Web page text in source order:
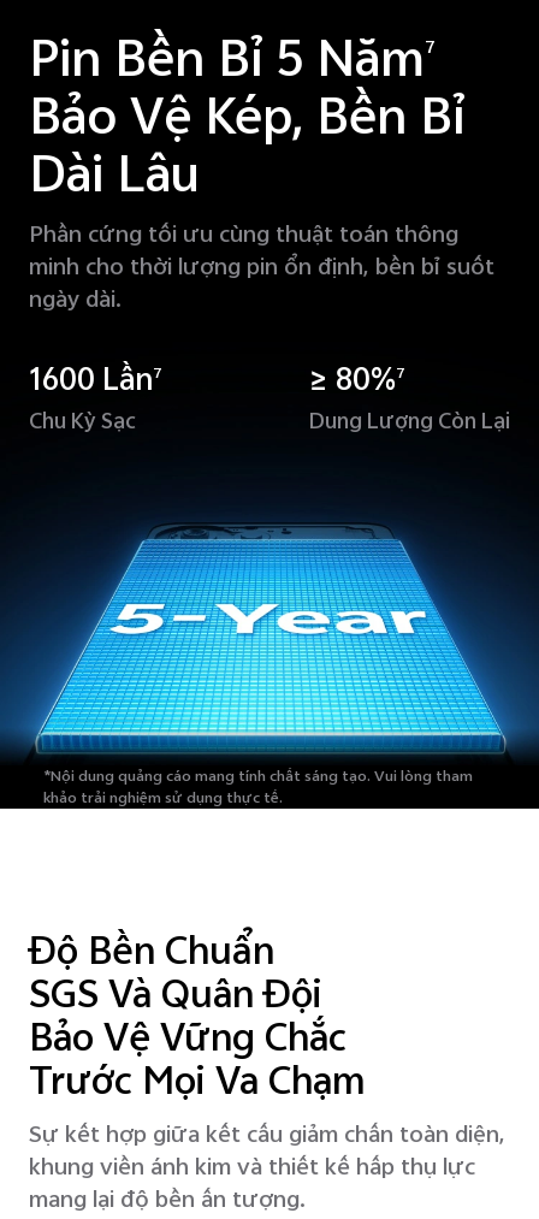
Pin Bền Bỉ 5 Năm7
Bảo Vệ Kép, Bền Bỉ
Dài Lâu
Phần cứng tối ưu cùng thuật toán thông
minh cho thời lượng pin ổn định, bền bỉ suốt
ngày dài.
1600 Lần7
Chu Kỳ Sạc
≥ 80%7
Dung Lượng Còn Lại
*Nội dung quảng cáo mang tính chất sáng tạo. Vui lòng tham
khảo trải nghiệm sử dụng thực tế.
Độ Bền Chuẩn
SGS Và Quân Đội
Bảo Vệ Vững Chắc
Trước Mọi Va Chạm
Sự kết hợp giữa kết cấu giảm chấn toàn diện,
khung viền ánh kim và thiết kế hấp thụ lực
mang lại độ bền ấn tượng.